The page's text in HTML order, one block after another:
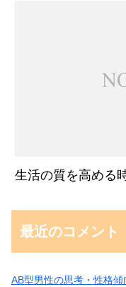
生活の質を高める
最近のコメント
AB型男性の思考・性格